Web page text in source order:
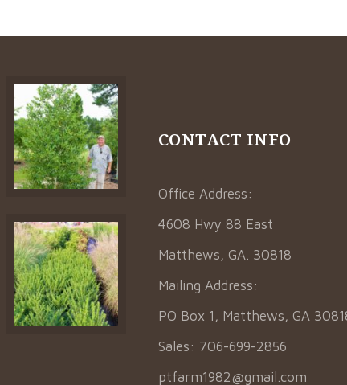
CONTACT INFO
Office Address:
4608 Hwy 88 East
Matthews, GA. 30818
Mailing Address:
PO Box 1, Matthews, GA
Sales: 706-699-2856
ptfarm1982@gmail.com